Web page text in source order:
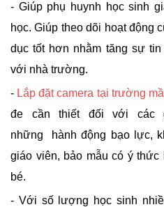
- Giúp phụ huynh học sinh
học. Giúp theo dõi hoạt động
dục tốt hơn nhằm tăng sự
với nhà trường.
- Lắp đặt camera tại trường
đe cần thiết đối với các
những hành động bạo lực,
giáo viên, bảo mẫu có ý
bé.
- Với số lượng học sinh